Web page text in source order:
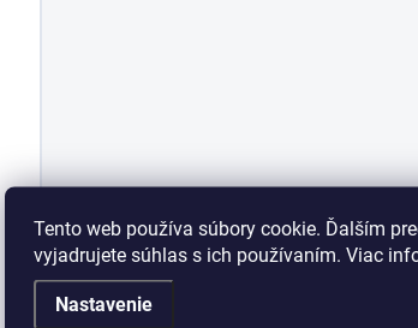
Tento web používa súbory cookie. Ďalším
vyjadrujete súhlas s ich používaním. Viac
Nastavenie